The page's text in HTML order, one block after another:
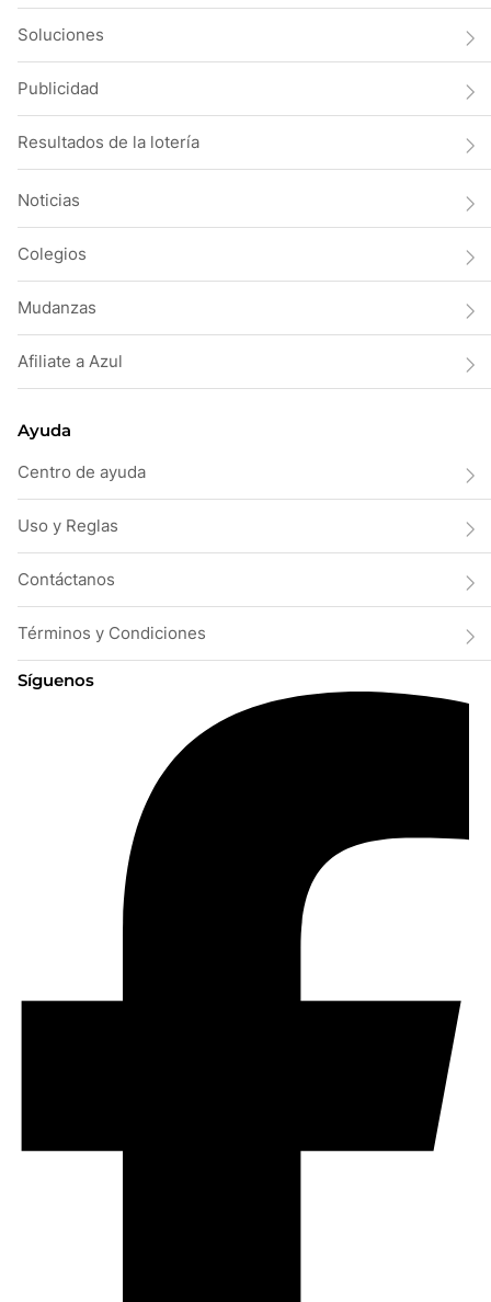
Soluciones
Publicidad
Resultados de la lotería
Noticias
Colegios
Mudanzas
Afiliate a Azul
Ayuda
Centro de ayuda
Uso y Reglas
Contáctanos
Términos y Condiciones
Síguenos